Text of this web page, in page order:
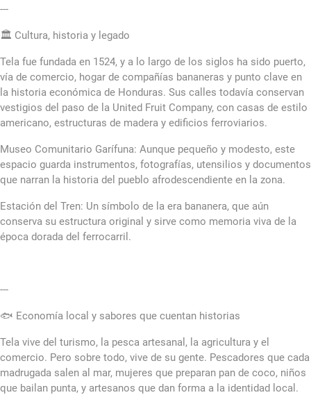
---
🏛️ Cultura, historia y legado
Tela fue fundada en 1524, y a lo largo de los siglos ha sido puerto,
vía de comercio, hogar de compañías bananeras y punto clave en
la historia económica de Honduras. Sus calles todavía conservan
vestigios del paso de la United Fruit Company, con casas de estilo
americano, estructuras de madera y edificios ferroviarios.
Museo Comunitario Garífuna: Aunque pequeño y modesto, este
espacio guarda instrumentos, fotografías, utensilios y documentos
que narran la historia del pueblo afrodescendiente en la zona.
Estación del Tren: Un símbolo de la era bananera, que aún
conserva su estructura original y sirve como memoria viva de la
época dorada del ferrocarril.
---
🐟 Economía local y sabores que cuentan historias
Tela vive del turismo, la pesca artesanal, la agricultura y el
comercio. Pero sobre todo, vive de su gente. Pescadores que cada
madrugada salen al mar, mujeres que preparan pan de coco, niños
que bailan punta, y artesanos que dan forma a la identidad local.